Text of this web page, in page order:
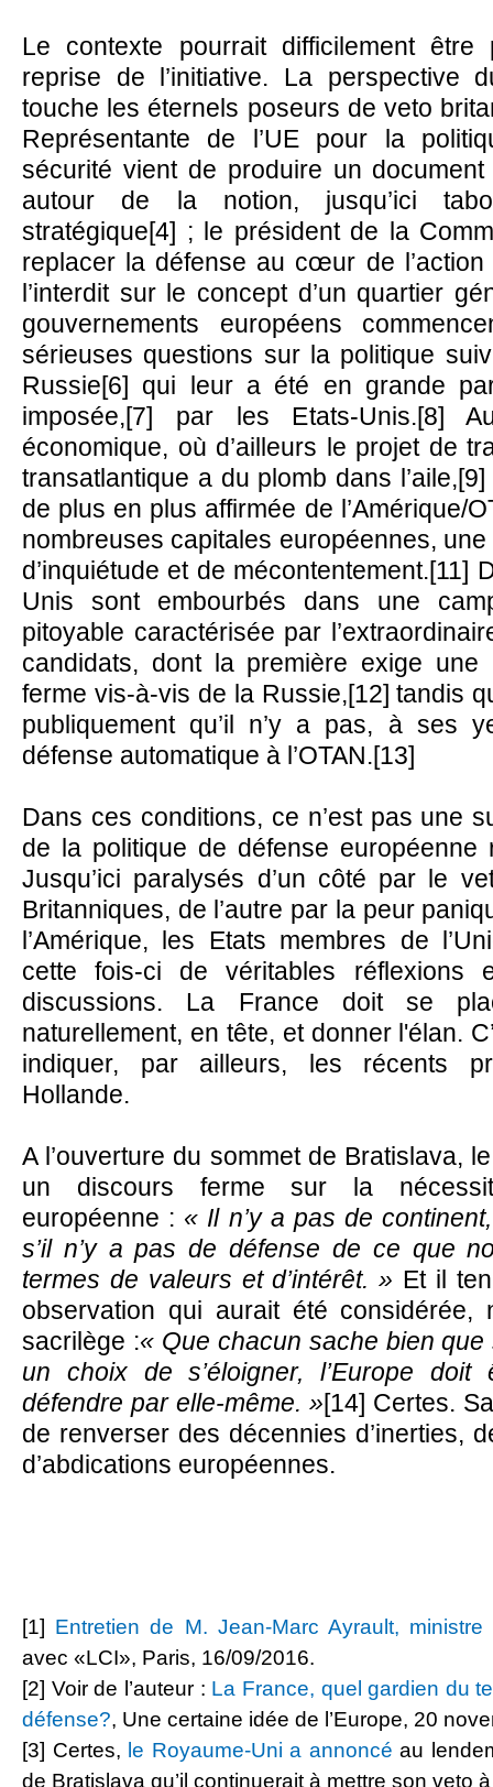
Le contexte pourrait difficilement
reprise de l’initiative. La perspective
touche les éternels poseurs de veto
Représentante de l’UE pour la
sécurité vient de produire un
autour de la notion, jusqu’ici
stratégique[4] ; le président de la
replacer la défense au cœur de
l’interdit sur le concept d’un quartier
gouvernements européens
sérieuses questions sur la politique
Russie[6] qui leur a été en grande
imposée,[7] par les Etats-Unis.[8]
économique, où d’ailleurs le projet de
transatlantique a du plomb dans
de plus en plus affirmée de l’Amérique/
nombreuses capitales européennes,
d’inquiétude et de mécontentement.[11]
Unis sont embourbés dans une
pitoyable caractérisée par
candidats, dont la première exige une
ferme vis-à-vis de la Russie,[12] tandis
publiquement qu’il n’y a pas, à ses
défense automatique à l’OTAN.[13]
Dans ces conditions, ce n’est pas une
de la politique de défense européenne
Jusqu’ici paralysés d’un côté par le
Britanniques, de l’autre par la peur
l’Amérique, les Etats membres de
cette fois-ci de véritables réflexions
discussions. La France doit se
naturellement, en tête, et donner l'élan.
indiquer, par ailleurs, les récents
Hollande.
A l’ouverture du sommet de Bratislava,
un discours ferme sur la
européenne : « Il n’y a pas de
s’il n’y a pas de défense de ce que
termes de valeurs et d’intérêt. » Et il
observation qui aurait été considérée,
sacrilège :« Que chacun sache bien
un choix de s’éloigner, l’Europe
défendre par elle-même. »[14] Certes.
de renverser des décennies d’inerties,
d’abdications européennes.
[1] Entretien de M. Jean-Marc Ayrault,
avec «LCI», Paris, 16/09/2016.
[2] Voir de l’auteur : La France, quel gardien du
défense?, Une certaine idée de l’Europe, 20
[3] Certes, le Royaume-Uni a annoncé au
de Bratislava qu’il continuerait à mettre son veto